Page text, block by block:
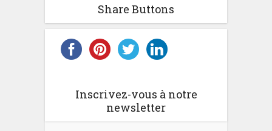
Share Buttons
Inscrivez-vous à notre
newsletter